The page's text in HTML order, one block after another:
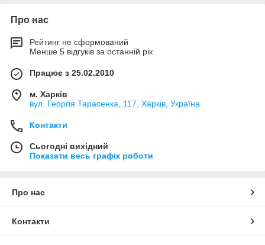
Про нас
Рейтинг не сформований
Менше 5 відгуків за останній рік
Працює з 25.02.2010
м. Харків
вул. Георгія Тарасенка, 117, Харків, Україна
Контакти
Сьогодні вихідний
Показати весь графік роботи
Про нас
Контакти